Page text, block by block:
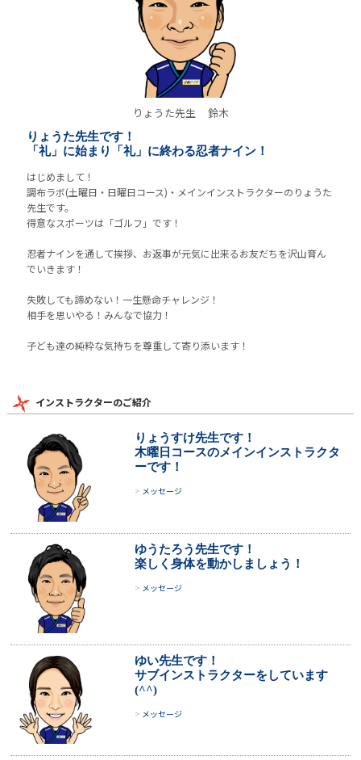
りょうた先生 鈴木
りょうた先生です！
「礼」に始まり「礼」に終わる忍者ナイン！
はじめまして！
調布ラボ(土曜日・日曜日コース)・メインインストラクターのりょうた
先生です。
得意なスポーツは「ゴルフ」です！
忍者ナインを通して挨拶、お返事が元気に出来るお友だちを沢山育ん
でいきます！
失敗しても諦めない！一生懸命チャレンジ！
相手を思いやる！みんなで協力！
子ども達の純粋な気持ちを尊重して寄り添います！
インストラクターのご紹介
りょうすけ先生です！
木曜日コースのメインインストラクタ
ーです！
メッセージ
ゆうたろう先生です！
楽しく身体を動かしましょう！
メッセージ
ゆい先生です！
サブインストラクターをしています
(^^)
メッセージ